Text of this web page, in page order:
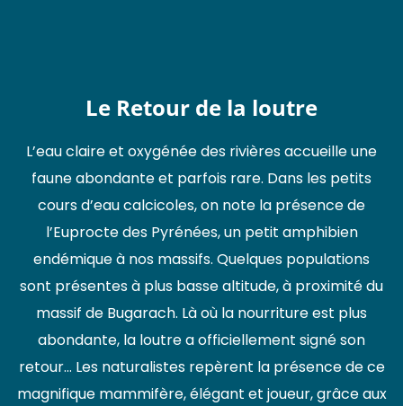
Le Retour de la loutre
L’eau claire et oxygénée des rivières accueille une
faune abondante et parfois rare. Dans les petits
cours d’eau calcicoles, on note la présence de
l’Euprocte des Pyrénées, un petit amphibien
endémique à nos massifs. Quelques populations
sont présentes à plus basse altitude, à proximité du
massif de Bugarach. Là où la nourriture est plus
abondante, la loutre a officiellement signé son
retour... Les naturalistes repèrent la présence de ce
magnifique mammifère, élégant et joueur, grâce aux